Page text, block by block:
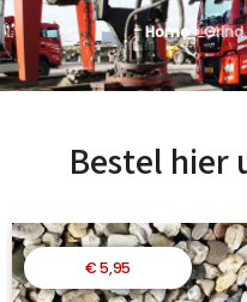
Home»
Bestel hier
€5,95